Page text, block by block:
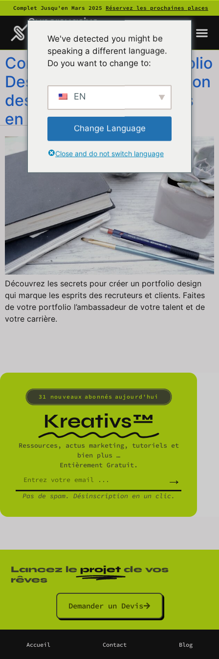
Complet Jusqu'en Mars 2025 Réservez les prochaines places
Supersuasive
Comment Créer un Portfolio
Design qui Capte l’Attention
des Recruteurs et Clients
en 2024
Découvrez les secrets pour créer un portfolio design
qui marque les esprits des recruteurs et clients. Faites
de votre portfolio l’ambassadeur de votre talent et de
votre carrière.
31 nouveaux abonnés aujourd'hui
Kreativs™
Ressources, actus marketing, tutoriels et
bien plus …
Entièrement Gratuit.
→
Pas de spam. Désinscription en un clic.
Lancez le projet de vos
rêves
Demander un Devis
Accueil Contact Blog
We've detected you might be
speaking a different language.
Do you want to change to:
EN
Change Language
Close and do not switch language